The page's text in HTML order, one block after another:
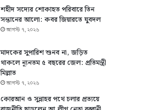
শহীদ সদ্যের শোকাহত পরিবারে তিন
সন্তানের আলো: কবর জিয়ারতে যুবদল
আগস্ট ৭, ২০২৬
মাদকের সুপারিশ শুনব না, জড়িত
থাকলে ন্যূনতম ৫ বছরের জেল: প্রতিমন্ত্রী
মিল্লাত
আগস্ট ৭, ২০২৬
কোরআন ও সুন্নাহর পথে চলার প্রত্যয়ে